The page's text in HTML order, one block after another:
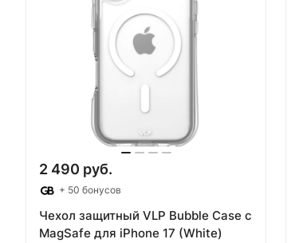
2 490 руб.
+ 50 бонусов
Чехол защитный VLP Bubble Case с
MagSafe для iPhone 17 (White)